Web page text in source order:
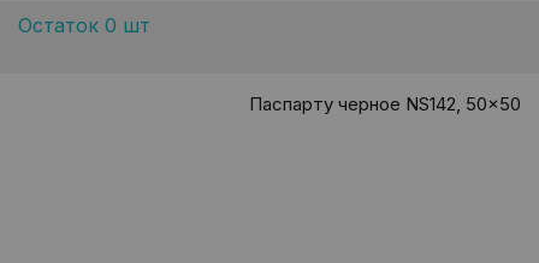
Остаток 0 шт
Паспарту черное NS142, 50x50